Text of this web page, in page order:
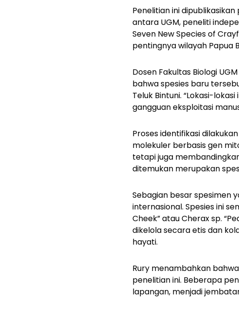
Penelitian ini
antara UGM, peneliti
Seven New Species of
pentingnya wilayah Papua
Dosen Fakultas Biologi
bahwa spesies baru
Teluk Bintuni. “Lokasi-
gangguan eksploitasi
Proses identifikasi
molekuler berbasis gen
tetapi juga
ditemukan merupakan
Sebagian besar spesimen
internasional. Spesies ini
Cheek”atauCherax sp.
dikelola secara etis dan
hayati.
Rury menambahkan
penelitian ini. Beberapa
lapangan, menjadi